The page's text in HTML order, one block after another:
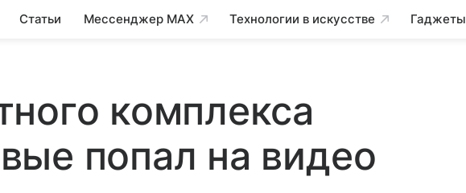
Статьи Мессенджер MAX Технологии в искусстве Гаджеты
комплекса
попал на видео